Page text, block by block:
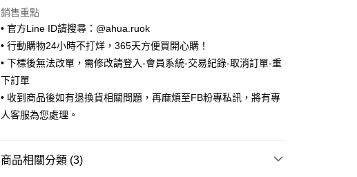
Apple Pay
悠遊付
全家取貨付款
銷售重點
• 官方Line ID請搜尋：@ahua.ruok
• 行動購物24小時不打烊，365天方便買開心購！
• 下標後無法改單，需修改請登入-會員系統-交易紀錄-取消訂單-重
下訂單
• 收到商品後如有退換貨相關問題，再麻煩至FB粉專私訊，將有專
人客服為您處理。
商品相關分類 (3)